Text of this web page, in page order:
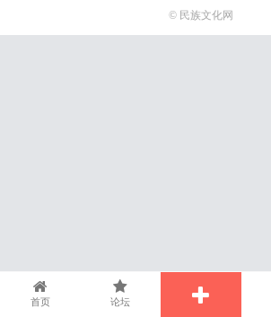
© 民族文化网
首页 论坛